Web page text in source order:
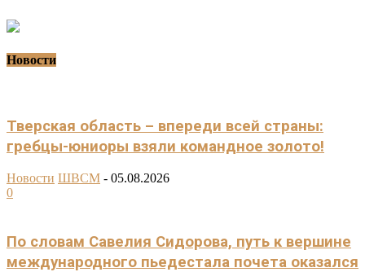
Новости
Тверская область – впереди всей страны:
гребцы-юниоры взяли командное золото!
Новости ШВСМ - 05.08.2026
0
По словам Савелия Сидорова, путь к вершине
международного пьедестала почета оказался